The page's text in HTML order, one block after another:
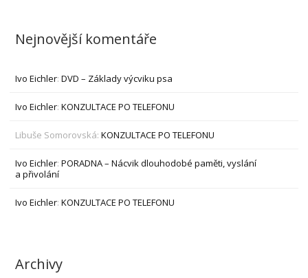
Nejnovější komentáře
Ivo Eichler:DVD – Základy výcviku psa
Ivo Eichler:KONZULTACE PO TELEFONU
Libuše Somorovská:KONZULTACE PO TELEFONU
Ivo Eichler:PORADNA – Nácvik dlouhodobé paměti, vyslání
a přivolání
Ivo Eichler:KONZULTACE PO TELEFONU
Archivy